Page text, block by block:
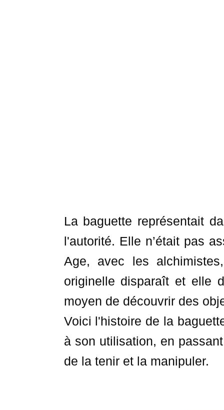
La baguette représentait
l'autorité. Elle n’était pas
Age, avec les
originelle disparaît et elle
moyen de découvrir des
Voici l'histoire de la
à son utilisation, en
de la tenir et la manipuler.